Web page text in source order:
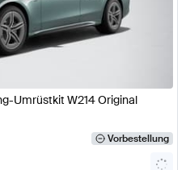
Umrüstkit W214 Original
Vorbestellung